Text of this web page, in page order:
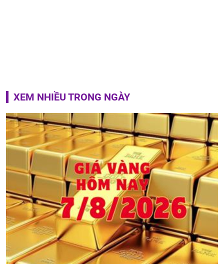
XEM NHIỀU TRONG NGÀY